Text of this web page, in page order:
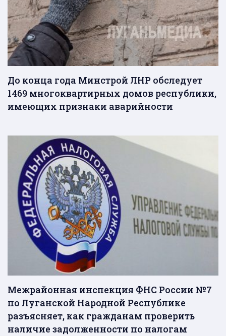
До конца года Минстрой ЛНР обследует
1469 многоквартирных домов республики,
имеющих признаки аварийности
Межрайонная инспекция ФНС России №7
по Луганской Народной Республике
разъясняет, как гражданам проверить
наличие задолженности по налогам